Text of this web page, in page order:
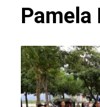
Pamela